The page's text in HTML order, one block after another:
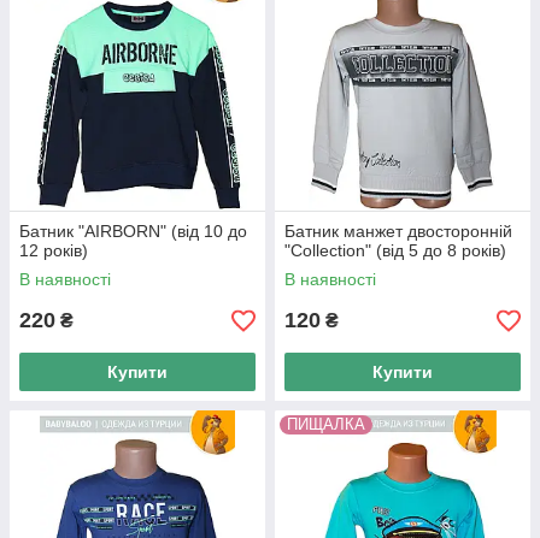
Батник "AIRBORN" (від 10 до
12 років)
В наявності
220 ₴
Купити
Батник манжет двосторонній
"Collection" (від 5 до 8 років)
В наявності
120 ₴
Купити
ПИЩАЛКА